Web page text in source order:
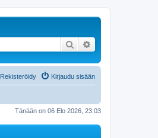
Etsi
Kirjaudu sisään
Rekisteröidy
Tänään on 06 Elo 2026, 23:03